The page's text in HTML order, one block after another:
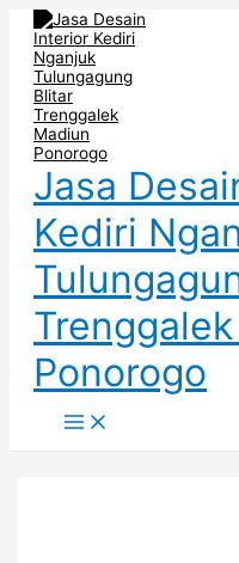
Skip
content
Jasa
Kediri
Ponorogo
Menu
Interior
Kantor
Swasta
–
Jasa
Pembuatan
Interior
Kantor
Madiun
Jasa
Pembuatan
Interior
Kantor
Ponorogo
Jasa
Pembuatan
Interior
Kantor
Surabaya
Post
pagination